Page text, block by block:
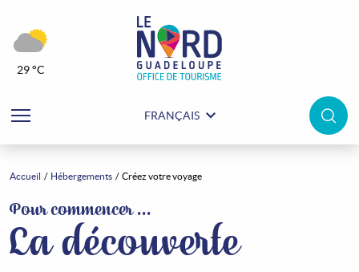
FRANÇAIS
29 °C
Accueil Hébergements Créez votre voyage
Hébergements
Pour commencer ...
La découverte